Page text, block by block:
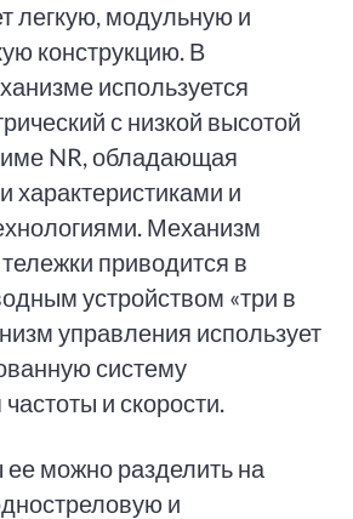
легкую, модульную и
конструкцию. В
используется
с низкой высотой
NR, обладающая
характеристиками и
Механизм
приводится в
устройством «три в
управления использует
систему
и скорости.
ее можно разделить на
и